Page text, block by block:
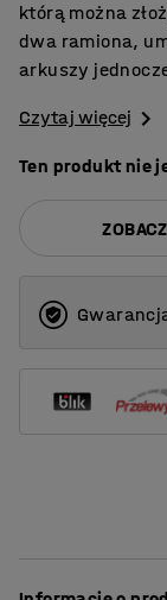
którą można
dwa ramiona,
arkuszy
Czytaj więcej
Ten produkt nie